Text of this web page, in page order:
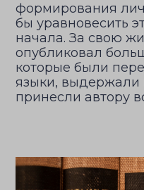
формирования
бы уравновесить
начала. За свою
опубликовал
которые были
языки, выдержали
принесли автору